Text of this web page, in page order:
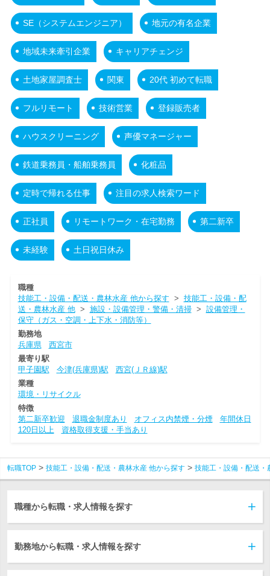
SE（システムエンジニア） 地元の有名企業
地域未来牽引企業 キャリアチェンジ
土地家屋調査士 関東 20代 初めて転職
フルリモート 技術営業 登録販売者
ハウスクリーニング 声優マネージャー
鉄道乗務員・船舶乗務員 化粧品
定時で帰れる仕事 注目の求人検索ワード
正社員 リモートワーク・在宅勤務 第二新卒
未経験 土日祝日休み
職種
技能工・設備・配送・農林水産 他から探す > 技能工・設備・配
送・農林水産 他> 施設・設備管理・警備・清掃> 設備管理・
保守（ガス・空調・上下水・消防等）
勤務地
兵庫県
西宮市
最寄り駅
甲子園駅
今津(兵庫県)駅
西宮(ＪＲ線)駅
業種
環境・リサイクル
特徴
第二新卒歓迎
退職金制度あり オフィス内禁煙・分煙
年間休日
120日以上
資格取得支援・手当あり
転職TOP 技能工・設備・配送・農林水産 他から探す 技能工・設備・配送・
職種から転職・求人情報を探す
勤務地から転職・求人情報を探す